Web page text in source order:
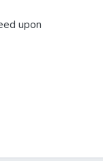
upon